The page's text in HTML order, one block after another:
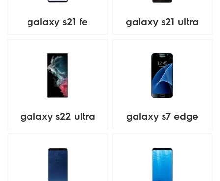
galaxy s21 fe galaxy s21 ultra
galaxy s22 ultra galaxy s7 edge